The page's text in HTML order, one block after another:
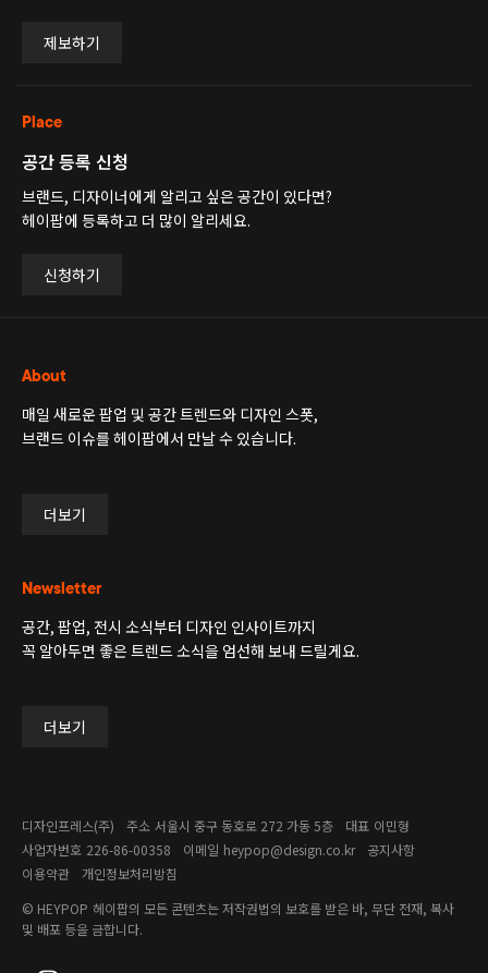
제보하기
Place
공간 등록 신청
브랜드, 디자이너에게 알리고 싶은 공간이 있다면?
헤이팝에 등록하고 더 많이 알리세요.
신청하기
About
매일 새로운 팝업 및 공간 트렌드와 디자인 스폿,
브랜드 이슈를 헤이팝에서 만날 수 있습니다.
더보기
Newsletter
공간, 팝업, 전시 소식부터 디자인 인사이트까지
꼭 알아두면 좋은 트렌드 소식을 엄선해 보내 드릴게요.
더보기
디자인프레스(주) 주소 서울시 중구 동호로 272 가동 5층 대표 이민형
사업자번호 226-86-00358​ 이메일 heypop@design.co.kr
공지사항
이용약관
개인정보처리방침
© HEYPOP 헤이팝의 모든 콘텐츠는 저작권법의 보호를 받은 바, 무단 전재, 복사
및 배포 등을 금합니다.